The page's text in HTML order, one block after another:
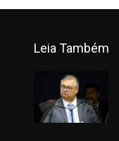
Leia Também